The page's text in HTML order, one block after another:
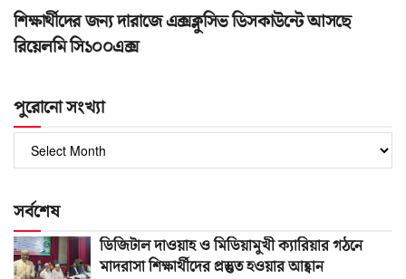
শিক্ষার্থীদের জন্য দারাজে এক্সক্লুসিভ ডিসকাউন্টে আসছে
রিয়েলমি সি১০০এক্স
পুরোনো সংখ্যা
সংখ্যা
সর্বশেষ
ডিজিটাল দাওয়াহ ও মিডিয়ামুখী ক্যারিয়ার গঠনে
মাদরাসা শিক্ষার্থীদের প্রস্তুত হওয়ার আহ্বান